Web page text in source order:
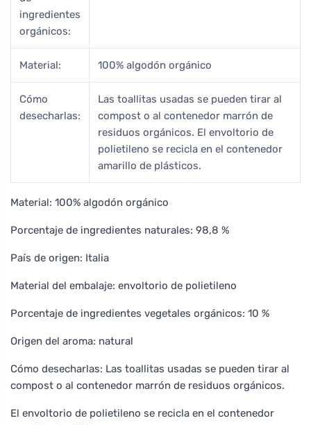
ingredientes
orgánicos:
Material: 100% algodón orgánico
Cómo
desecharlas:
Las toallitas usadas se pueden tirar al
compost o al contenedor marrón de
residuos orgánicos. El envoltorio de
polietileno se recicla en el contenedor
amarillo de plásticos.
Material: 100% algodón orgánico
Porcentaje de ingredientes naturales: 98,8 %
País de origen: Italia
Material del embalaje: envoltorio de polietileno
Porcentaje de ingredientes vegetales orgánicos: 10 %
Origen del aroma: natural
Cómo desecharlas: Las toallitas usadas se pueden tirar al
compost o al contenedor marrón de residuos orgánicos.
El envoltorio de polietileno se recicla en el contenedor